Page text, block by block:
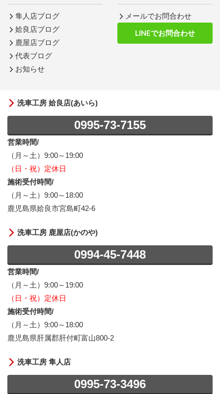
隼人店ブログ
姶良店ブログ
鹿屋店ブログ
代表ブログ
お知らせ
メールでお問合わせ
LINEでお問合わせ
洗車工房 姶良店(あいら)
0995-73-7155
営業時間/
（月～土）9:00～19:00
（日・祝）定休日
施術受付時間/
（月～土）9:00～18:00
鹿児島県姶良市宮島町42-6
洗車工房 鹿屋店(かのや)
0994-45-7448
営業時間/
（月～土）9:00～19:00
（日・祝）定休日
施術受付時間/
（月～土）9:00～18:00
鹿児島県肝属郡肝付町富山800-2
洗車工房 隼人店
0995-73-3496